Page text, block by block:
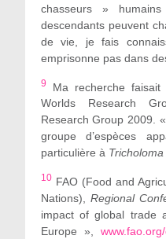
chasseurs »
descendants peuvent
de vie, je fais
emprisonne pas dans
9
Ma recherche
Worlds Research
Research Group 2009.
groupe d’espèces
particulière à
10FAO (Food and
Nations), Regional
impact of global trade
Europe »,